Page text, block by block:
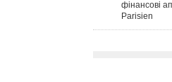
фінансові
Parisien